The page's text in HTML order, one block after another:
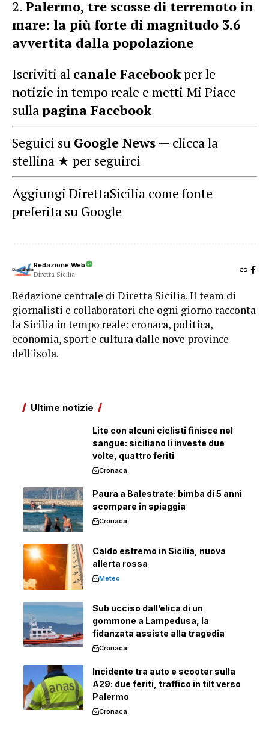
Palermo, tre scosse di terremoto in
mare: la più forte di magnitudo 3.6
avvertita dalla popolazione
Iscriviti al canale Facebookper le
notizie in tempo reale e metti Mi Piace
sullapagina Facebook
Seguici su Google News — clicca la
stellina ★ per seguirci
Aggiungi DirettaSicilia come fonte
preferita su Google
Redazione Web
Diretta Sicilia
Redazione centrale di Diretta Sicilia. Il team di
giornalisti e collaboratori che ogni giorno racconta
la Sicilia in tempo reale: cronaca, politica,
economia, sport e cultura dalle nove province
dell'isola.
Ultime notizie
Lite con alcuni ciclisti finisce nel
sangue: siciliano li investe due
volte, quattro feriti
Cronaca
Paura a Balestrate: bimba di 5 anni
scompare in spiaggia
Cronaca
Caldo estremo in Sicilia, nuova
allerta rossa
Meteo
Sub ucciso dall’elica di un
gommone a Lampedusa, la
fidanzata assiste alla tragedia
Cronaca
Incidente tra auto e scooter sulla
A29: due feriti, traffico in tilt verso
Palermo
Cronaca